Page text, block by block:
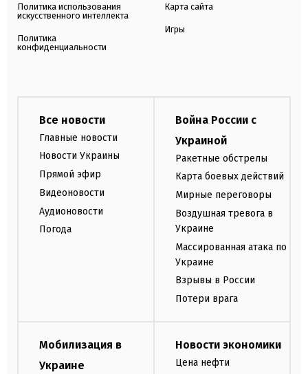
Политика использования
искусственного интеллекта
Политика
конфиденциальности
Карта сайта
Игры
Все новости
Главные новости
Новости Украины
Прямой эфир
Видеоновости
Аудионовости
Погода
Война России с
Украиной
Ракетные обстрелы
Карта боевых действий
Мирные переговоры
Воздушная тревога в
Украине
Массированная атака по
Украине
Взрывы в России
Потери врага
Мобилизация в
Украине
Новости экономики
Цена нефти